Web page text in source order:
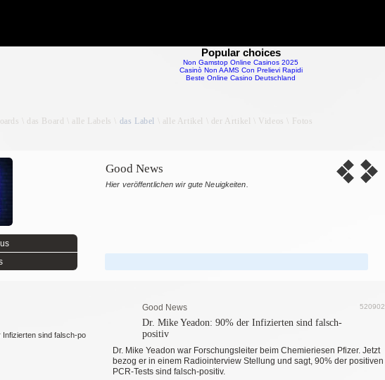
ds \ das Board \ alle Labels \ das Label \ alle Artikel \ der Artikel \ Videos \ Fotos
Good News
Hier veröffentlichen wir gute Neuigkeiten.
sind falsch-positiv
Good News
Dr. Mike Yeadon: 90% der Infizierten sind falsch-
positiv
Dr. Mike Yeadon war Forschungsleiter beim Chemieriesen Pfizer. Jetzt
bezog er in einem Radiointerview Stellung und sagt, 90% der positiven
PCR-Tests sind falsch-positiv.
520902
Popular choices
Non Gamstop Online Casinos 2025
Casinò Non AAMS Con Prelievi Rapidi
Beste Online Casino Deutschland